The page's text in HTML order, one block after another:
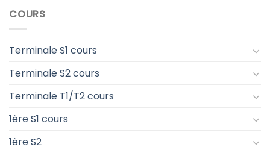
COURS
Terminale S1 cours
Terminale S2 cours
Terminale T1/T2 cours
1ère S1 cours
1ère S2